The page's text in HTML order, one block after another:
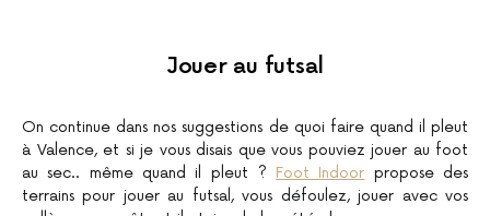
Jouer au futsal
On continue dans nos suggestions de quoi faire quand il pleut
à Valence, et si je vous disais que vous pouviez jouer au foot
au sec.. même quand il pleut ? Foot Indoor propose des
terrains pour jouer au futsal, vous défoulez, jouer avec vos